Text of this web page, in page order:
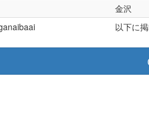
金沢
以下に